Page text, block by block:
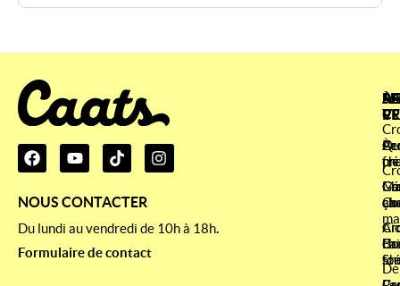
NOUS CONTACTER
Du lundi au vendredi de 10h à 18h.
Formulaire de contact
À
À
ça
La